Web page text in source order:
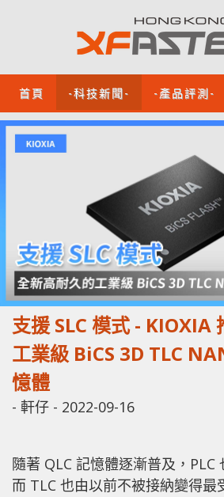
首頁 -科技新聞- -產品評測-
支援 SLC 模式 - KIOXIA
工業級 BiCS 3D TLC
憶體
- 軒仔 - 2022-09-16
隨著 QLC 記憶體逐漸普及，PLC
而 TLC 也由以前不被接納變得最